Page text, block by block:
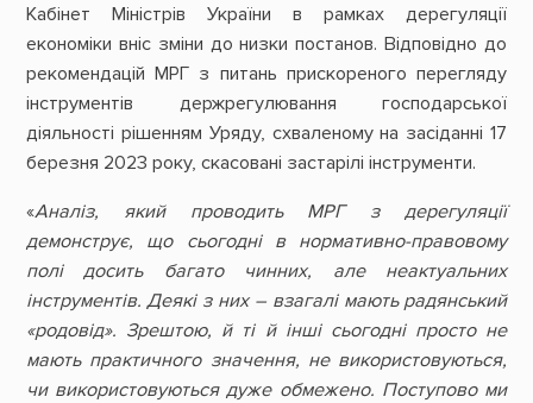
Кабінет Міністрів України в рамках дерегуляції
економіки вніс зміни до низки постанов. Відповідно до
рекомендацій МРГ з питань прискореного перегляду
інструментів держрегулювання господарської
діяльності рішенням Уряду, схваленому на засіданні 17
березня 2023 року, скасовані застарілі інструменти.
«Аналіз, який проводить МРГ з дерегуляції
демонструє, що сьогодні в нормативно-правовому
полі досить багато чинних, але неактуальних
інструментів. Деякі з них – взагалі мають радянський
«родовід». Зрештою, й ті й інші сьогодні просто не
мають практичного значення, не використовуються,
чи використовуються дуже обмежено. Поступово ми